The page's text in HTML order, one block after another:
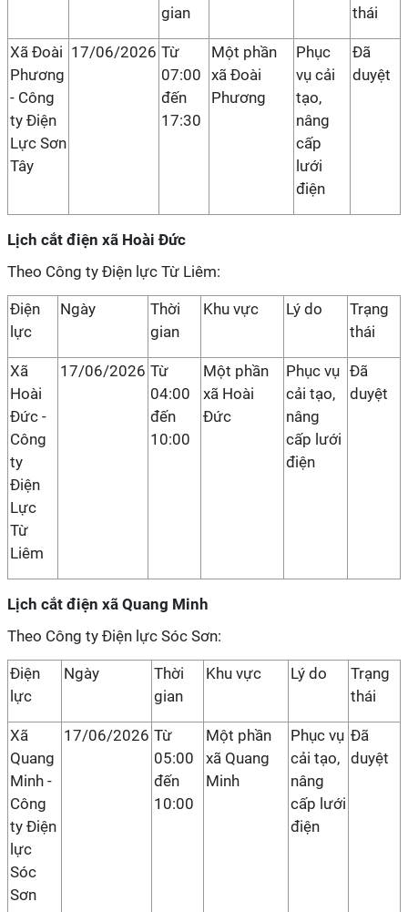
gian
thái
Xã Đoài
Phương
- Công
ty Điện
Lực Sơn
Tây
17/06/2026 Từ
07:00
đến
17:30
Một phần
xã Đoài
Phương
Phục
vụ cải
tạo,
nâng
cấp
lưới
điện
Đã
duyệt
Lịch cắt điện xã Hoài Đức
Theo Công ty Điện lực Từ Liêm:
Điện
lực
Ngày
Thời
gian
Khu vực Lý do
Trạng
thái
Xã
Hoài
Đức -
Công
ty
Điện
Lực
Từ
Liêm
17/06/2026 Từ
04:00
đến
10:00
Một phần
xã Hoài
Đức
Phục vụ
cải tạo,
nâng
cấp lưới
điện
Đã
duyệt
Lịch cắt điện xã Quang Minh
Theo Công ty Điện lực Sóc Sơn:
Điện
lực
Ngày
Thời
gian
Khu vực Lý do
Trạng
thái
Xã
Quang
Minh -
Công
ty Điện
lực
Sóc
Sơn
17/06/2026 Từ
05:00
đến
10:00
Một phần
xã Quang
Minh
Phục vụ
cải tạo,
nâng
cấp lưới
điện
Đã
duyệt